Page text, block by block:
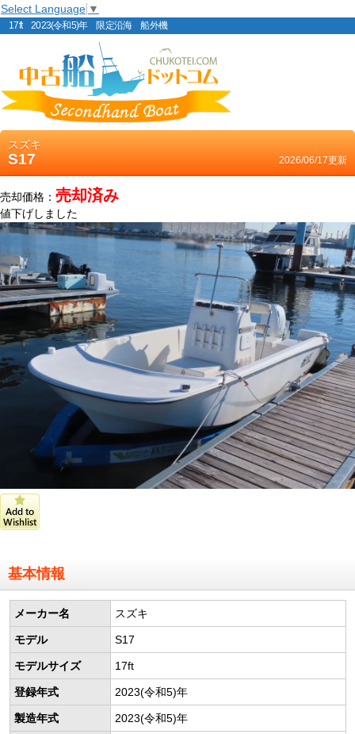
Select Language ▼
17ft 2023(令和5)年 限定沿海 船外機
スズキ
S17 2026/06/17更新
売却価格： 売却済み
値下げしました
基本情報
メーカー名 スズキ
モデル S17
モデルサイズ 17ft
登録年式 2023(令和5)年
製造年式 2023(令和5)年